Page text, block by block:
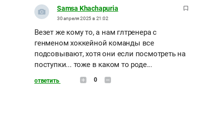
Samsa Khachapuria
30 апреля 2025 в 21:02
Везет же кому то, а нам глтренера с
генменом хоккейной команды все
подсовывают, хотя они если посмотреть на
поступки... тоже в каком то роде...
ответить 0